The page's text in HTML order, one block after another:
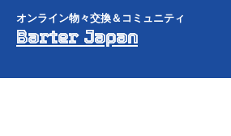
オンライン物々交換＆コミュニティ
Barter Japan